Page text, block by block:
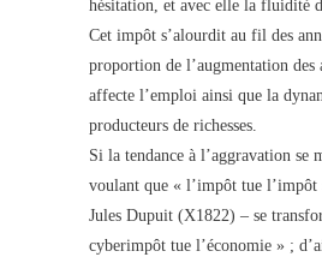
hésitation, et avec elle la fluidité
Cet impôt s’alourdit au fil des
proportion de l’augmentation des
affecte l’emploi ainsi que la
producteurs de richesses.
Si la tendance à l’aggravation se
voulant que « l’impôt tue l’impôt
Jules Dupuit (X1822) – se
cyberimpôt tue l’économie » ;